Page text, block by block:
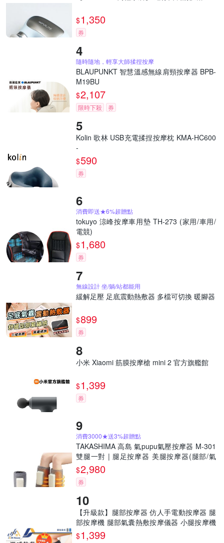
$1,350
券
隨時隨地，輕享大師揉捏按摩
BLAUPUNKT 智慧溫感無線肩頸按摩器 BPB-
M19BU
$2,107
限時下殺 券
Kolin 歌林 USB充電揉捏按摩枕 KMA-HC600
-
$590
券
消費即送★6%超贈點
tokuyo 涼峰按摩車用墊 TH-273 (家用/車用/
電競)
$1,680
券
無線設計 坐/躺/站都能用
緩解足壓 足底震動熱敷器 多檔可切換 暖腳器
$899
券
小米 Xiaomi 筋膜按摩槍 mini 2 官方旗艦館
$1,399
券
消費3000★送3%超贈點
TAKASHIMA 高島 氣pupu氣壓按摩器 M-301
雙腿一對 | 腿足按摩器 美腿按摩器(腿部/氣
壓/手部按摩)
$2,980
券
【升級款】腿部按摩器 仿人手電動按摩器 腿
部按摩機 腿部氣囊熱敷按摩儀器 小腿按摩機
按摩
$1,399